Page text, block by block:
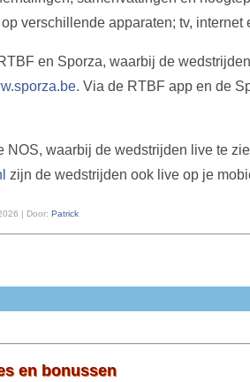
verschillende apparaten; tv, internet
en Sporza, waarbij de
. Via de RTBF app en de
NOS, waarbij de wedstrijden live te
zijn de wedstrijden ook live op je
| Door: Patrick
en bonussen